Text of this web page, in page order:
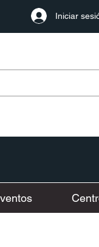
Iniciar